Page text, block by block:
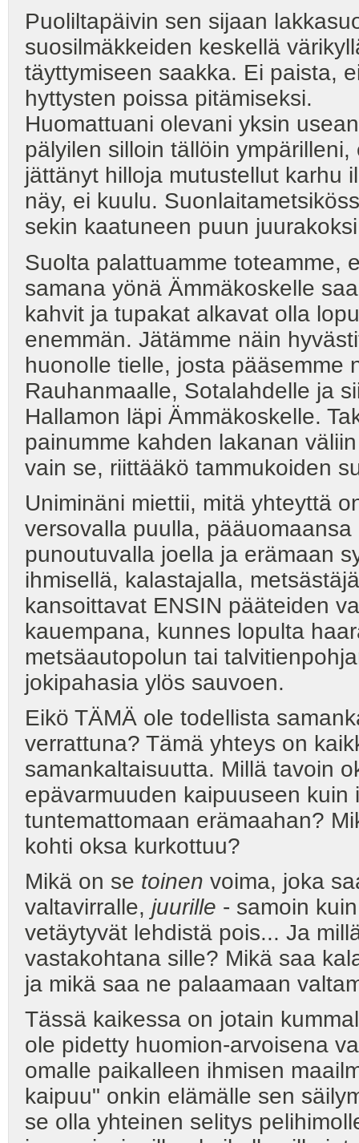
Puoliltapäivin sen sijaan
suosilmäkkeiden keskellä
täyttymiseen saakka. Ei paista,
hyttysten poissa pitämiseksi.
Huomattuani olevani yksin
pälyilen silloin tällöin
jättänyt hilloja mutustellut karhu
näy, ei kuulu.
sekin kaatuneen puun
Suolta palattuamme toteamme,
samana yönä Ämmäkoskelle
kahvit ja tupakat alkavat olla
enemmän. Jätämme näin
huonolle tielle, josta pääsemme
Rauhanmaalle, Sotalahdelle ja
Hallamon läpi Ämmäkoskelle.
painumme kahden lakanan
vain se, riittääkö tammukoiden
Uniminäni miettii, mitä yhteyttä
versovalla puulla,
punoutuvalla joella ja erämaan
ihmisellä, kalastajalla,
kansoittavat ENSIN pääteiden
kauempana, kunnes lopulta
metsäautopolun tai
jokipahasia ylös sauvoen.
Eikö TÄMÄ ole todellista
verrattuna? Tämä yhteys on
samankaltaisuutta. Millä tavoin
epävarmuuden kaipuuseen
tuntemattomaan erämaahan?
kohti oksa kurkottuu?
Mikä on se toinen voima, joka
valtavirralle, juurille - samoin
vetäytyvät lehdistä pois... Ja
vastakohtana sille? Mikä saa
ja mikä saa ne palaamaan
Tässä kaikessa on jotain
ole pidetty huomion-arvoisena
omalle paikalleen ihmisen
kaipuu" onkin elämälle sen
se olla yhteinen selitys